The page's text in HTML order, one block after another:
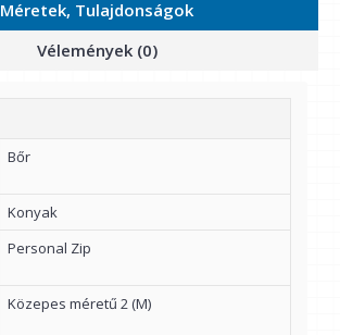
Méretek, Tulajdonságok
Vélemények (0)
Bőr
Konyak
Personal Zip
Közepes méretű 2 (M)